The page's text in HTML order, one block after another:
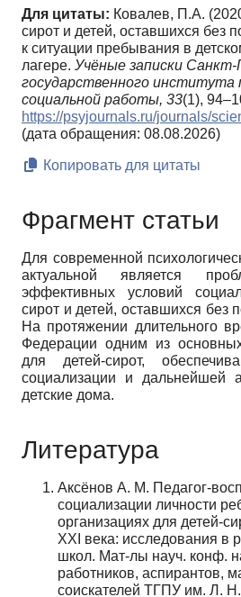
Для цитаты: Ковалев, П.А.
сирот и детей, оставшихся без
к ситуации пребывания в
лагере. Учёные записки
государственного института
социальной работы, 33(1),
https://psyjournals.ru/journals/
(дата обращения: 08.08.2026)
Копировать для цитаты
Фрагмент статьи
Для современной
актуальной является
эффективных условий
сирот и детей, оставшихся без
На протяжении длительного
Федерации одним из
для детей-сирот,
социализации и дальнейшей
детские дома.
Литература
Аксёнов А. М. Педагог-
социализации личности
организациях для детей-
XXI века: исследования в
школ. Мат-лы науч. конф.
работников, аспирантов,
соискателей ТГПУ им. Л. Н.